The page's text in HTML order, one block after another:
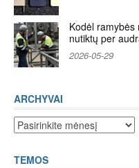
Kodėl
nutiktų per
2026-05-29
ARCHYVAI
Archyvai
TEMOS